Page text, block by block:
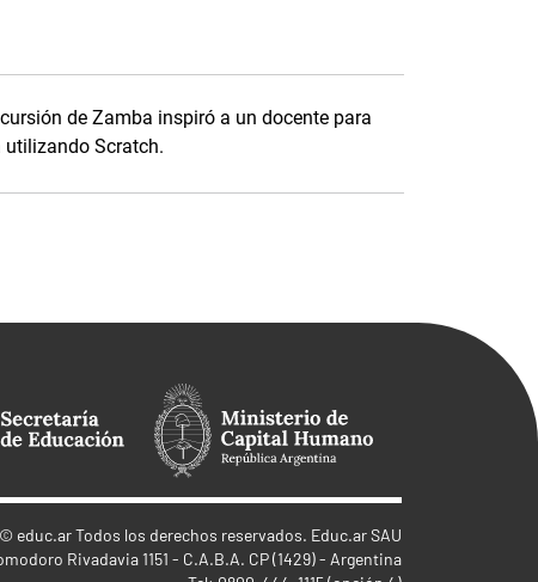
de Zamba inspiró a un docente para
Scratch.
© educ.arTodos los derechos reservados. Educ.ar SAU
Rivadavia 1151 - C.A.B.A. CP (1429) - Argentina